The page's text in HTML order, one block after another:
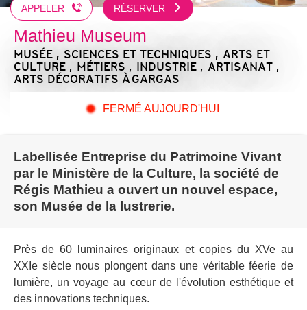
APPELER RÉSERVER
Mathieu Museum
MUSÉE , SCIENCES ET TECHNIQUES , ARTS ET
CULTURE , MÉTIERS , INDUSTRIE , ARTISANAT ,
ARTS DÉCORATIFS À GARGAS
FERMÉ AUJOURD'HUI
Labellisée Entreprise du Patrimoine Vivant
par le Ministère de la Culture, la société de
Régis Mathieu a ouvert un nouvel espace,
son Musée de la lustrerie.
Près de 60 luminaires originaux et copies du XVe au
XXIe siècle nous plongent dans une véritable féerie de
lumière, un voyage au cœur de l'évolution esthétique et
des innovations techniques.